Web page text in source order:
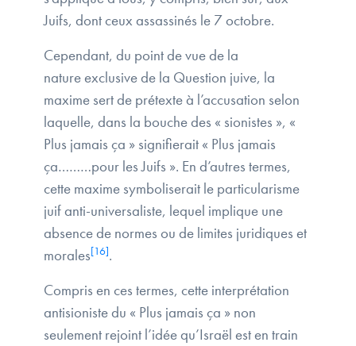
Juifs, dont ceux assassinés le 7 octobre.
Cependant, du point de vue de la
nature exclusive de la Question juive, la
maxime sert de prétexte à l’accusation selon
laquelle, dans la bouche des « sionistes », «
Plus jamais ça » signifierait « Plus jamais
ça………pour les Juifs ». En d’autres termes,
cette maxime symboliserait le particularisme
juif anti-universaliste, lequel implique une
absence de normes ou de limites juridiques et
morales[16].
Compris en ces termes, cette interprétation
antisioniste du « Plus jamais ça » non
seulement rejoint l’idée qu’Israël est en train